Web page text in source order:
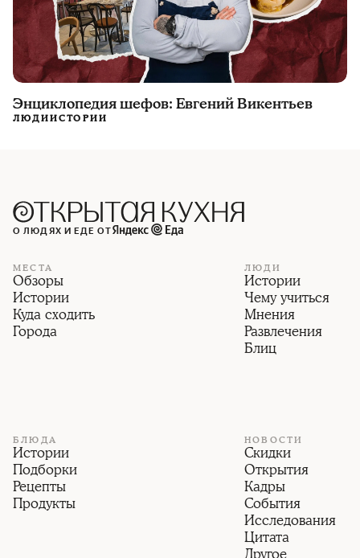
Энциклопедия шефов: Евгений Викентьев
ЛЮДИИСТОРИИ
О ЛЮДЯХ И ЕДЕ ОТ
МЕСТА
Обзоры
Истории
Куда сходить
Города
ЛЮДИ
Истории
Чему учиться
Мнения
Развлечения
Блиц
БЛЮДА
Истории
Подборки
Рецепты
Продукты
НОВОСТИ
Скидки
Открытия
Кадры
События
Исследования
Цитата